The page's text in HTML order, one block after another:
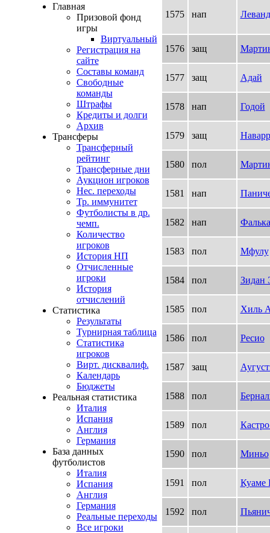
Главная
Призовой фонд
игры
Виртуальный
Регистрация на
сайте
Составы команд
Свободные
команды
Штрафы
Кредиты и долги
Архив
Трансферы
Трансферный
рейтинг
Трансферные дни
Аукцион игроков
Нес. переходы
Тр. иммунитет
Футболисты в др.
чемп.
Количество
игроков
История НП
Отчисленные
игроки
История
отчислений
Статистика
Результаты
Турнирная таблица
Статистика
игроков
Вирт. дисквалиф.
Календарь
Бюджеты
Реальная статистика
Италия
Испания
Англия
Германия
База данных
футболистов
Италия
Испания
Англия
Германия
Реальные переходы
Все игроки
1575 нап
1576 защ
1577 защ Адай
1578 нап Годой
1579 защ
1580 пол
1581 нап
1582 нап
1583 пол Мфулу
1584 пол Зидан
1585 пол Хиль
1586 пол Ресио
1587 защ
1588 пол
1589 пол
1590 пол Миньо
1591 пол Куаме
1592 пол